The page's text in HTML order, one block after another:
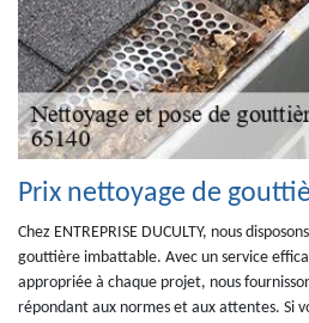
Prix nettoyage de
Chez ENTREPRISE DUCULTY, nous
gouttière imbattable. Avec un service
appropriée à chaque projet, nous
répondant aux normes et aux attentes. Si